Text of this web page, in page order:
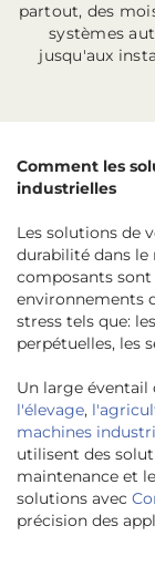
partout, des
systèmes
jusqu'aux
Comment les
industrielles
Les solutions de
durabilité dans le
composants sont
environnements
stress tels que:
perpétuelles, les
Un large éventail
l'élevage,
machines
utilisent des
maintenance et
solutions avec
précision des